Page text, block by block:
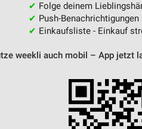
✔ Folge deinem
✔ Push-
✔ Einkaufsliste - Einkauf
weekli auch mobil – App jetzt
Informationen identifizieren